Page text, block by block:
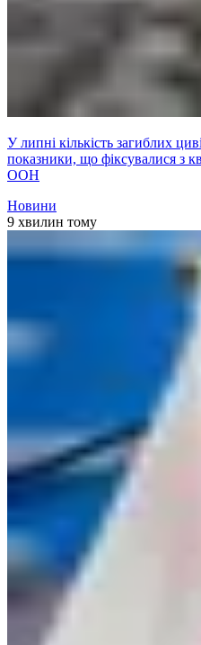
У липні кількість загиблих
показники, що фіксувалися з
ООН
Новини
9 хвилин тому